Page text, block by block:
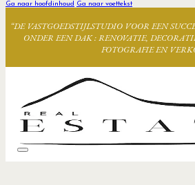
Ga naar hoofdinhoud Ga naar voettekst
“DE VASTGOEDSTIJLSTUDIO VOOR EEN
ONDER EEN DAK : RENOVATIE,
FOTOGRAFIE EN